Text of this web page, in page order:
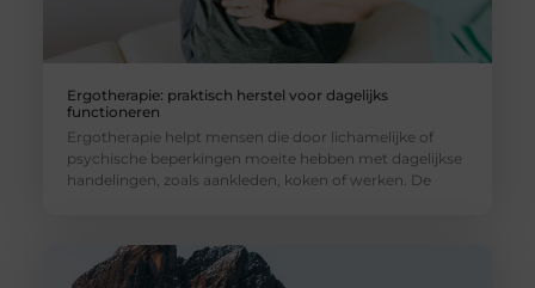
Ergotherapie: praktisch herstel voor dagelijks
functioneren
Ergotherapie helpt mensen die door lichamelijke of
psychische beperkingen moeite hebben met dagelijkse
handelingen, zoals aankleden, koken of werken. De